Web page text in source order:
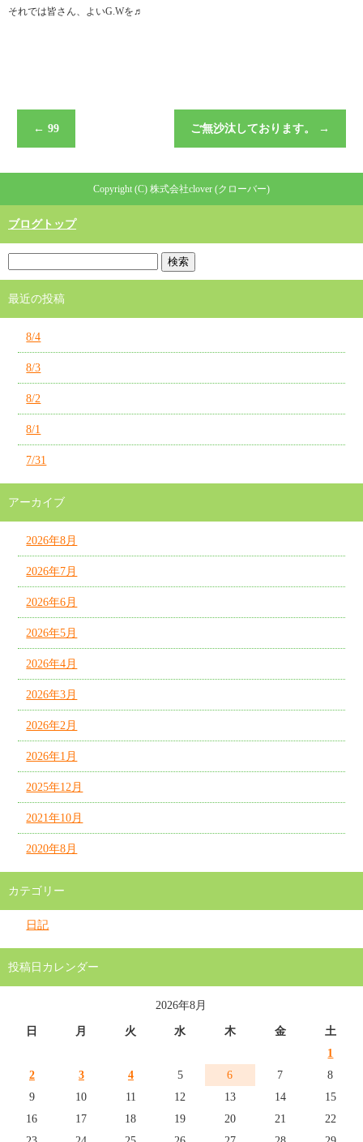
それでは皆さん、よいG.Wを♬
← 99 ご無沙汰しております。 →
Copyright (C) 株式会社clover (クローバー)
ブログトップ
最近の投稿
8/4
8/3
8/2
8/1
7/31
アーカイブ
2026年8月
2026年7月
2026年6月
2026年5月
2026年4月
2026年3月
2026年2月
2026年1月
2025年12月
2021年10月
2020年8月
カテゴリー
日記
投稿日カレンダー
2026年8月
日 月 火 水 木 金
土
1
2
3 4 5 6 7
8
9
10 11 12 13 14
15
16
17 18 19 20 21
22